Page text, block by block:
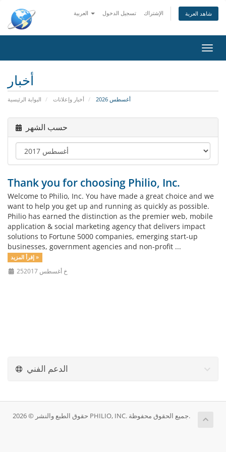
تسجيل الدخول الإشتراك شاهد العربة
تبديل
التنقل
أخبار
البوابة الرئيسية أخبار وإعلانات أغسطس 2026
حسب الشهر
Thank you for choosing Philio, Inc.
Welcome to Philio, Inc. You have made a great choice and we
want to help you get up and running as quickly as possible.
Philio has earned the distinction as the premier web, mobile
application & social marketing agency that delivers impact
solutions to Fortune 5000 companies, emerging start-up
businesses, government agencies and non-profit ...
إقرأ المزيد »
25خ أغسطس 2017
الدعم الفني
حقوق الطبع والنشر © 2026 PHILIO, INC. جميع الحقوق محفوظة.